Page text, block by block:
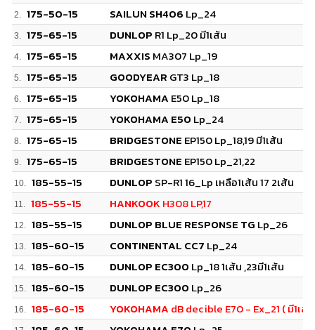
# ยี่ห้อ
2. 175-50-15 SAILUN SH406 Lp_24
3. 175-65-15 DUNLOP R1 Lp_20 มี1เส้น
4. 175-65-15 MAXXIS MA307 Lp_19
5. 175-65-15 GOODYEAR GT3 Lp_18
6. 175-65-15 YOKOHAMA E50 Lp_18
7. 175-65-15 YOKOHAMA E50 Lp_24
8. 175-65-15 BRIDGESTONE EP150 Lp_18,19 มี1เส้น
9. 175-65-15 BRIDGESTONE EP150 Lp_21,22
10. 185-55-15 DUNLOP SP-R1 16_Lp เหลือ1เส้น 17 2เส้น
11. 185-55-15 HANKOOK H308 LP,17
12. 185-55-15 DUNLOP BLUE RESPONSE TG Lp_26
13. 185-60-15 CONTINENTAL CC7 Lp_24
14. 185-60-15 DUNLOP EC300 Lp_18 1เส้น ,23มี1เส้น
15. 185-60-15 DUNLOP EC300 Lp_26
16. 185-60-15 YOKOHAMA dB decible E70 - Ex_21 ( มี1เส้